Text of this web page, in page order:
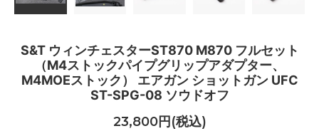
S&T ウィンチェスターST870 M870 フルセット
（M4ストックパイプグリップアダプター、
M4MOEストック） エアガン ショットガン UFC
ST-SPG-08 ソウドオフ
23,800円(税込)